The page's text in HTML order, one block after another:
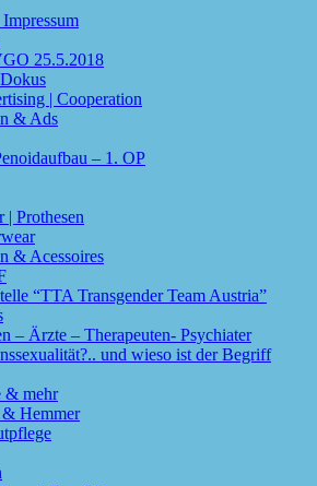
25.5.2018
| Cooperation
& Ads
– 1. OP
| Prothesen
& Acessoires
“TTA Transgender Team Austria”
– Ärzte – Therapeuten- Psychiater
und wieso ist der Begriff
& mehr
& Hemmer